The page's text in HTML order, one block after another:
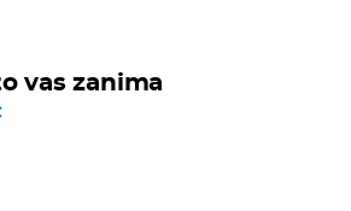
vas zanima